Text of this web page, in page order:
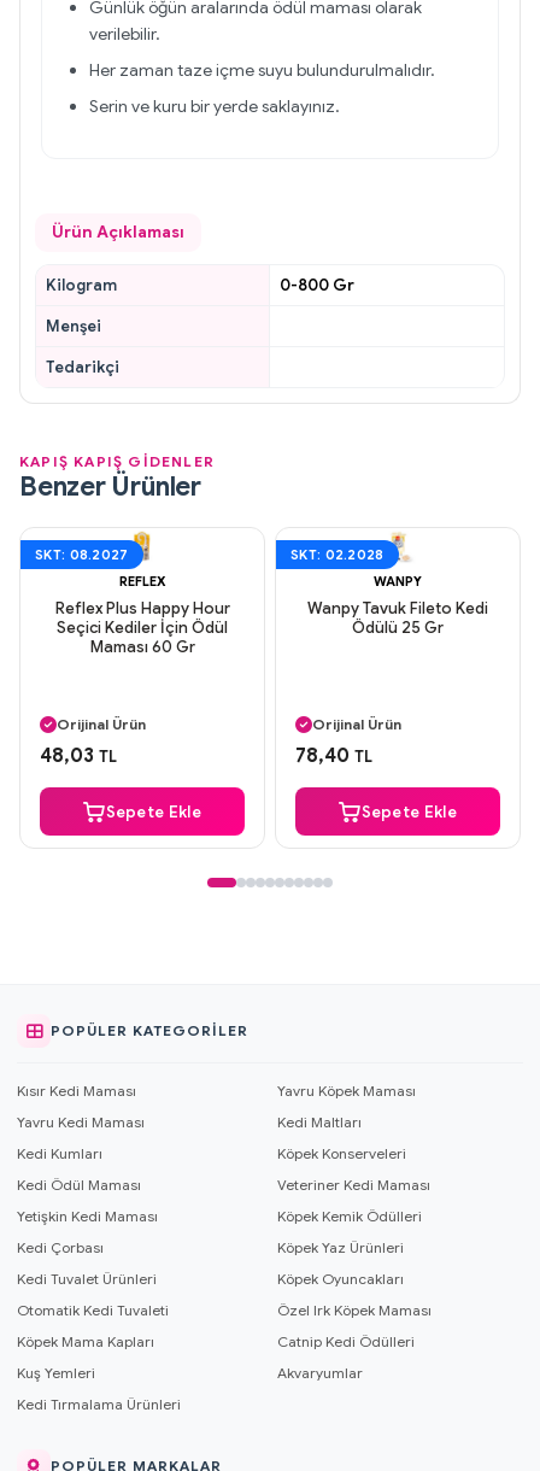
Günlük öğün aralarında ödül maması olarak
verilebilir.
Her zaman taze içme suyu bulundurulmalıdır.
Serin ve kuru bir yerde saklayınız.
Ürün Açıklaması
Kilogram
0-800 Gr
Menşei
Tedarikçi
KAPIŞ KAPIŞ GİDENLER
Benzer Ürünler
SKT: 08.2027
REFLEX
Reflex Plus Happy Hour
Seçici Kediler İçin Ödül
Maması 60 Gr
Orijinal Ürün
Güvenli Ödeme
48,03 TL
Sepete Ekle
SKT: 02.2028
WANPY
Wanpy Tavuk Fileto Kedi
Ödülü 25 Gr
Orijinal Ürün
Güvenli Ödeme
78,40 TL
Sepete Ekle
POPÜLER KATEGORILER
Kısır Kedi Maması
Yavru Köpek Maması
Yavru Kedi Maması
Kedi Maltları
Kedi Kumları
Köpek Konserveleri
Kedi Ödül Maması
Veteriner Kedi Maması
Yetişkin Kedi Maması
Köpek Kemik Ödülleri
Kedi Çorbası
Köpek Yaz Ürünleri
Kedi Tuvalet Ürünleri
Köpek Oyuncakları
Otomatik Kedi Tuvaleti
Özel Irk Köpek Maması
Köpek Mama Kapları
Catnip Kedi Ödülleri
Kuş Yemleri
Akvaryumlar
Kedi Tırmalama Ürünleri
POPÜLER MARKALAR